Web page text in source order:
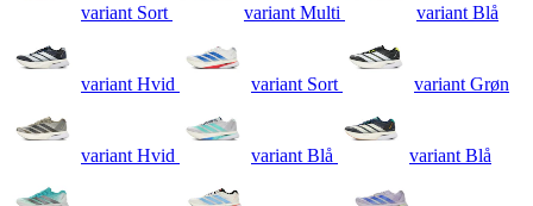
variant Sort variant Multi variant Blå
variant Hvid variant Sort variant Grøn
variant Hvid variant Blå variant Blå